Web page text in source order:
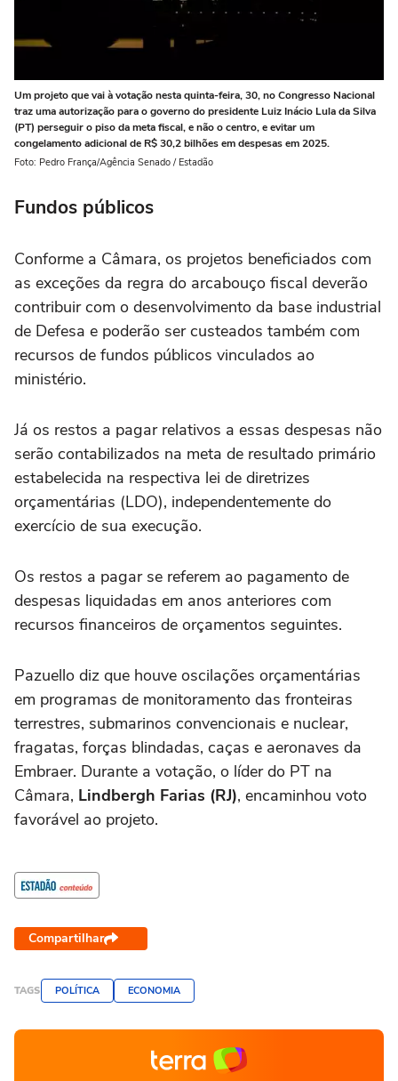
Um projeto que vai à votação nesta quinta-feira, 30, no Congresso Nacional
traz uma autorização para o governo do presidente Luiz Inácio Lula da Silva
(PT) perseguir o piso da meta fiscal, e não o centro, e evitar um
congelamento adicional de R$ 30,2 bilhões em despesas em 2025.
Foto: Pedro França/Agência Senado / Estadão
Fundos públicos
Conforme a Câmara, os projetos beneficiados com
as exceções da regra do arcabouço fiscal deverão
contribuir com o desenvolvimento da base industrial
de Defesa e poderão ser custeados também com
recursos de fundos públicos vinculados ao
ministério.
Já os restos a pagar relativos a essas despesas não
serão contabilizados na meta de resultado primário
estabelecida na respectiva lei de diretrizes
orçamentárias (LDO), independentemente do
exercício de sua execução.
Os restos a pagar se referem ao pagamento de
despesas liquidadas em anos anteriores com
recursos financeiros de orçamentos seguintes.
Pazuello diz que houve oscilações orçamentárias
em programas de monitoramento das fronteiras
terrestres, submarinos convencionais e nuclear,
fragatas, forças blindadas, caças e aeronaves da
Embraer. Durante a votação, o líder do PT na
Câmara, Lindbergh Farias (RJ), encaminhou voto
favorável ao projeto.
Compartilhar
TAGS POLÍTICA ECONOMIA